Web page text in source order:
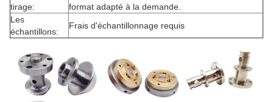
tirage:
format adapté à la demande.
Les
échantillons:
Frais d'échantillonnage requis